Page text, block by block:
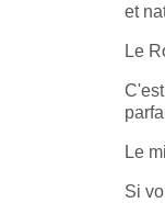
et
Le
Le
Si